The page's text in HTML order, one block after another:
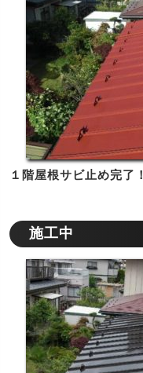
１階屋根サビ止め完了！
施工中